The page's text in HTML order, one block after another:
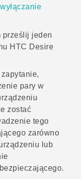
prześlij jeden
HTC Desire
pary w
zostać
tego
zarówno
lub